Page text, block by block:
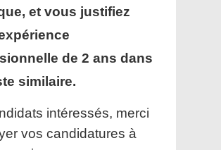
et vous justifiez
de 2 ans dans
similaire.
intéressés, merci
vos candidatures à